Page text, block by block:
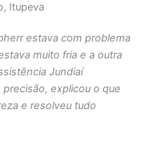
Itupeva
estava com problema
muito fria e a outra
Jundiaí
explicou o que
e resolveu tudo